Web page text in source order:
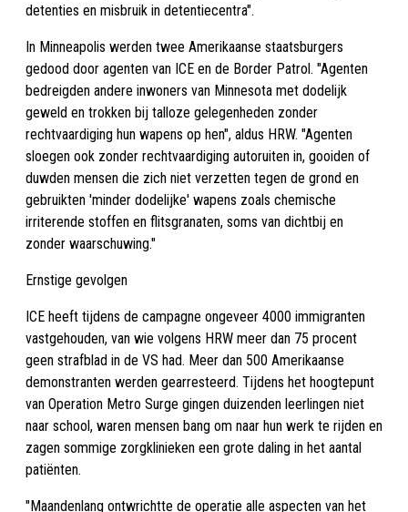
detenties en misbruik in detentiecentra".
In Minneapolis werden twee Amerikaanse staatsburgers
gedood door agenten van ICE en de Border Patrol. "Agenten
bedreigden andere inwoners van Minnesota met dodelijk
geweld en trokken bij talloze gelegenheden zonder
rechtvaardiging hun wapens op hen", aldus HRW. "Agenten
sloegen ook zonder rechtvaardiging autoruiten in, gooiden of
duwden mensen die zich niet verzetten tegen de grond en
gebruikten 'minder dodelijke' wapens zoals chemische
irriterende stoffen en flitsgranaten, soms van dichtbij en
zonder waarschuwing."
Ernstige gevolgen
ICE heeft tijdens de campagne ongeveer 4000 immigranten
vastgehouden, van wie volgens HRW meer dan 75 procent
geen strafblad in de VS had. Meer dan 500 Amerikaanse
demonstranten werden gearresteerd. Tijdens het hoogtepunt
van Operation Metro Surge gingen duizenden leerlingen niet
naar school, waren mensen bang om naar hun werk te rijden en
zagen sommige zorgklinieken een grote daling in het aantal
patiënten.
"Maandenlang ontwrichtte de operatie alle aspecten van het